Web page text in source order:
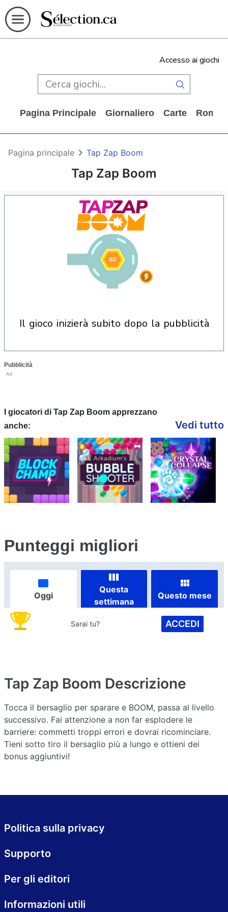
Accesso ai giochi
Pagina Principale Giornaliero Carte
Tap Zap Boom
Pagina principale Tap Zap Boom
il gioco inizierà subito dopo la pubblicità
Pubblicità
Ad
I giocatori di Tap Zap Boom apprezzano
anche:
Vedi tutto
Punteggi migliori
Oggi
Questa
settimana
Questo mese
Sarai tu? ACCEDI
Tap Zap Boom Descrizione
Tocca il bersaglio per sparare e BOOM, passa al livello
successivo. Fai attenzione a non far esplodere le
barriere: commetti troppi errori e dovrai ricominciare.
Tieni sotto tiro il bersaglio più a lungo e ottieni dei
bonus aggiuntivi!
Politica sulla privacy
Supporto
Per gli editori
Informazioni utili